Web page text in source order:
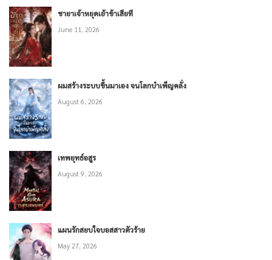
ชายาเจ้าหยุดเย้าข้าเสียที
June 11, 2026
ผมสร้างระบบขึ้นมาเอง จนโลกบำเพ็ญคลั่ง
August 6, 2026
เทพยุทธ์อสูร
August 9, 2026
แผนรักสยบใจบอสสาวตัวร้าย
May 27, 2026